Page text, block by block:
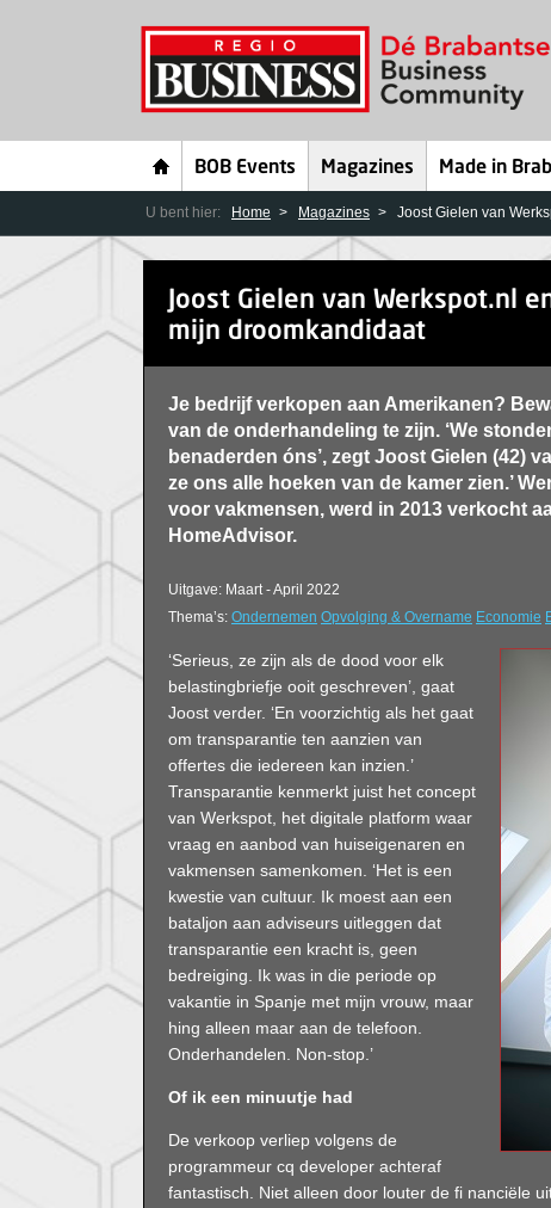
BOB Events Magazines Made in
U bent hier: Home Magazines Joost Gielen van
Joost Gielen van Werkspot.nl
mijn droomkandidaat
Je bedrijf verkopen aan Amerikanen?
van de onderhandeling te zijn. ‘We
benaderden óns’, zegt Joost Gielen (42)
ze ons alle hoeken van de kamer zien.’
voor vakmensen, werd in 2013 verkocht
HomeAdvisor.
Uitgave: Maart - April 2022
Thema’s: Ondernemen Opvolging & Overname Economie
‘Serieus, ze zijn als de dood voor elk
belastingbriefje ooit geschreven’, gaat
Joost verder. ‘En voorzichtig als het gaat
om transparantie ten aanzien van
offertes die iedereen kan inzien.’
Transparantie kenmerkt juist het concept
van Werkspot, het digitale platform waar
vraag en aanbod van huiseigenaren en
vakmensen samenkomen. ‘Het is een
kwestie van cultuur. Ik moest aan een
bataljon aan adviseurs uitleggen dat
transparantie een kracht is, geen
bedreiging. Ik was in die periode op
vakantie in Spanje met mijn vrouw, maar
hing alleen maar aan de telefoon.
Onderhandelen. Non-stop.’
Of ik een minuutje had
De verkoop verliep volgens de
programmeur cq developer achteraf
fantastisch. Niet alleen door louter de fi nanciële